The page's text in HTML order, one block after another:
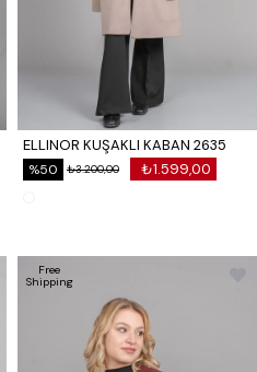
ELLINOR KUŞAKLI KABAN 2635
₺1.599,00
₺3.200,00
%50
Free
Shipping